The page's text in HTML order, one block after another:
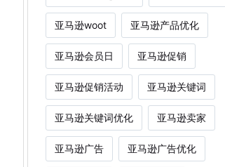
亚马逊woot 亚马逊产品优化
亚马逊会员日 亚马逊促销
亚马逊促销活动 亚马逊关键词
亚马逊关键词优化 亚马逊卖家
亚马逊广告 亚马逊广告优化